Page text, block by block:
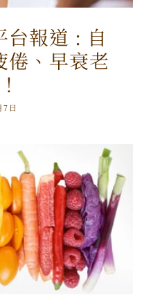
報道 : 自
倦、早衰老
日